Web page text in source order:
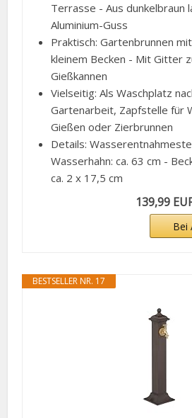
Terrasse - Aus dunkelbraun
Aluminium-Guss
Praktisch: Gartenbrunnen
kleinem Becken - Mit Gitter
Gießkannen
Vielseitig: Als Waschplatz
Gartenarbeit, Zapfstelle für
Gießen oder Zierbrunnen
Details:
Wasserhahn: ca. 63 cm -
ca. 2 x 17,5 cm
139,99
Bei
BESTSELLER NR. 17